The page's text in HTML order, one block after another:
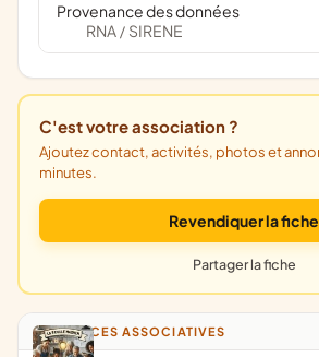
Provenance des données
RNA / SIRENE
C'est votre association ?
Ajoutez contact, activités, photos et annonces. Gratuit, en 5
minutes.
Revendiquer la fiche
Partager la fiche
ANNONCES ASSOCIATIVES